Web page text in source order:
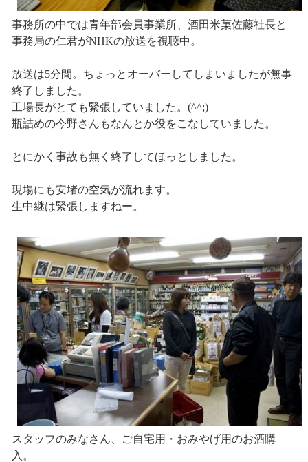
事務所の中では青年部会員事業所、酒田米菓佐藤社長と
事務局の仁君がNHKの放送を視聴中。
放送は5分間。ちょっとオーバーしてしまいましたが無事
終了しました。
工場長がとても緊張していました。(^^;)
瓶詰めの今野さんもなんとか役をこなしていました。
とにかく事故も無く終了してほっとしました。
現場にも安堵の空気が流れます。
生中継は緊張しますねー。
スタッフのみなさん、ご自宅用・おみやげ用のお酒購
入。